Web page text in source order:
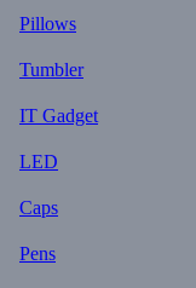
Pillows
Tumbler
IT Gadget
LED
Caps
Pens